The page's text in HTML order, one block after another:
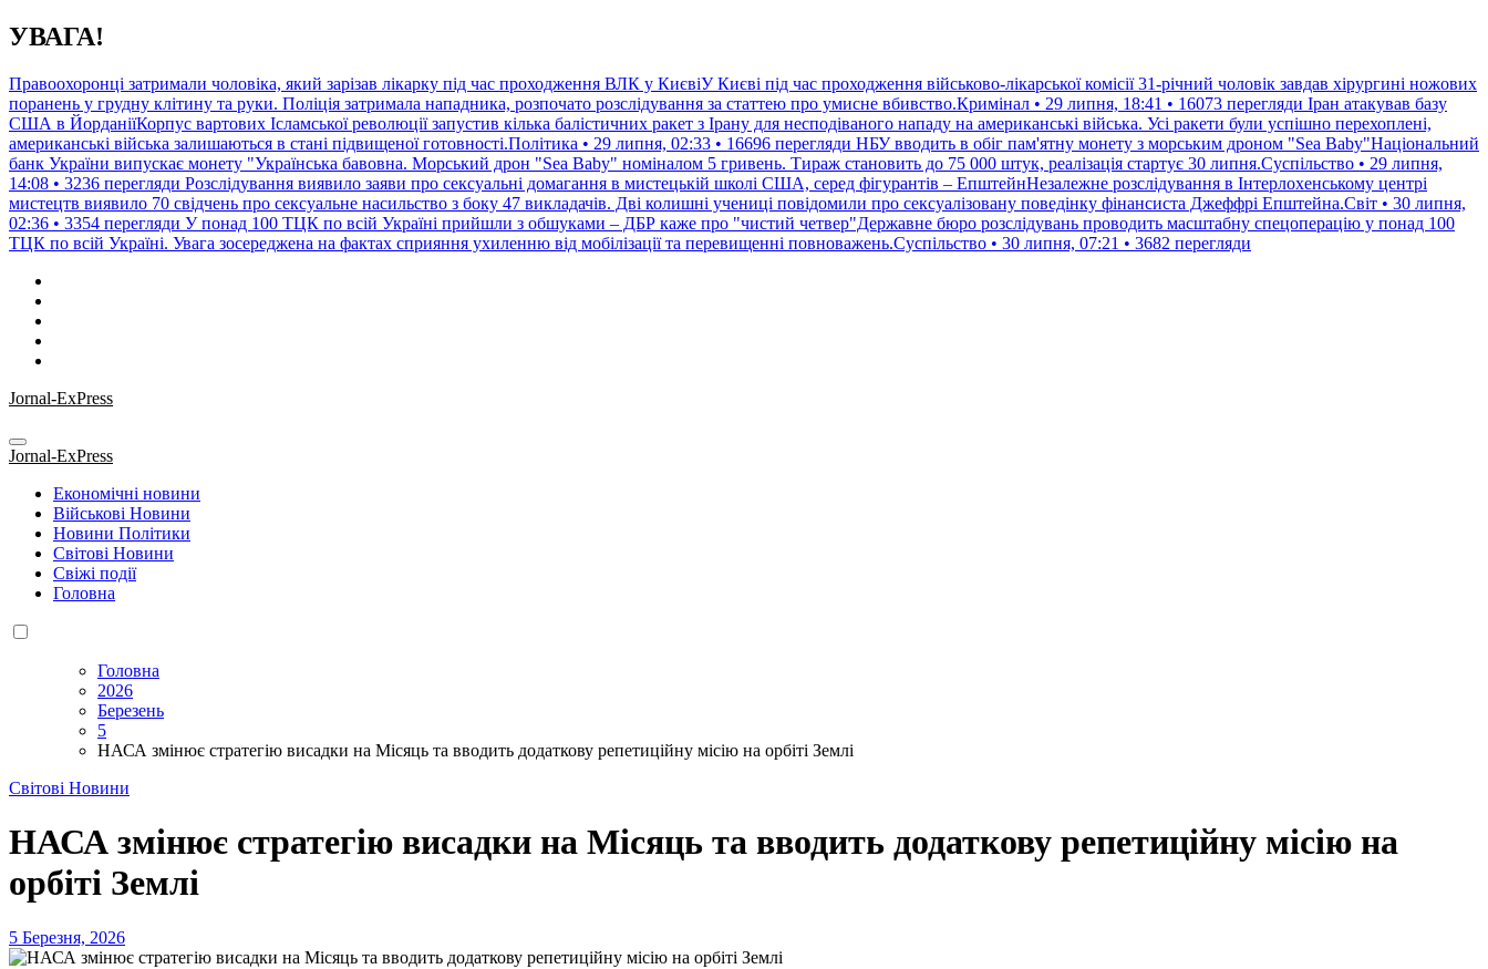
Перейти
до
УВАГА!
Правоохоронці затримали чоловіка, який зарізав лікарку під час проходження ВЛК у КиєвіУ Києві під час проходження військово-лікарської комісії 31-річний чоловік завдав хірургині ножових
поранень у грудну клітину та руки. Поліція затримала нападника, розпочато розслідування за статтею про умисне вбивство.Кримінал • 29 липня, 18:41 • 16073 перегляди Іран атакував базу
США в ЙорданіїКорпус вартових Ісламської революції запустив кілька балістичних ракет з Ірану для несподіваного нападу на американські війська. Усі ракети були успішно перехоплені,
американські війська залишаються в стані підвищеної готовності.Політика • 29 липня, 02:33 • 16696 перегляди НБУ вводить в обіг пам'ятну монету з морським дроном "Sea Baby"Національний
банк України випускає монету "Українська бавовна. Морський дрон "Sea Baby" номіналом 5 гривень. Тираж становить до 75 000 штук, реалізація стартує 30 липня.Суспільство • 29 липня,
14:08 • 3236 перегляди Розслідування виявило заяви про сексуальні домагання в мистецькій школі США, серед фігурантів – ЕпштейнНезалежне розслідування в Інтерлохенському центрі
мистецтв виявило 70 свідчень про сексуальне насильство з боку 47 викладачів. Дві колишні учениці повідомили про сексуалізовану поведінку фінансиста Джеффрі Епштейна.Світ • 30 липня,
02:36 • 3354 перегляди У понад 100 ТЦК по всій Україні прийшли з обшуками – ДБР каже про "чистий четвер"Державне бюро розслідувань проводить масштабну спецоперацію у понад 100
ТЦК по всій Україні. Увага зосереджена на фактах сприяння ухиленню від мобілізації та перевищенні повноважень.Суспільство • 30 липня, 07:21 • 3682 перегляди
Jornal-ExPress
Jornal-ExPress
Економічні новини
Військові Новини
Новини Політики
Світові Новини
Свіжі події
Головна
Головна
2026
Березень
5
НАСА змінює стратегію висадки на Місяць та вводить додаткову репетиційну місію на орбіті Землі
Світові Новини
НАСА змінює стратегію висадки на Місяць та вводить додаткову репетиційну місію на
орбіті Землі
5 Березня, 2026